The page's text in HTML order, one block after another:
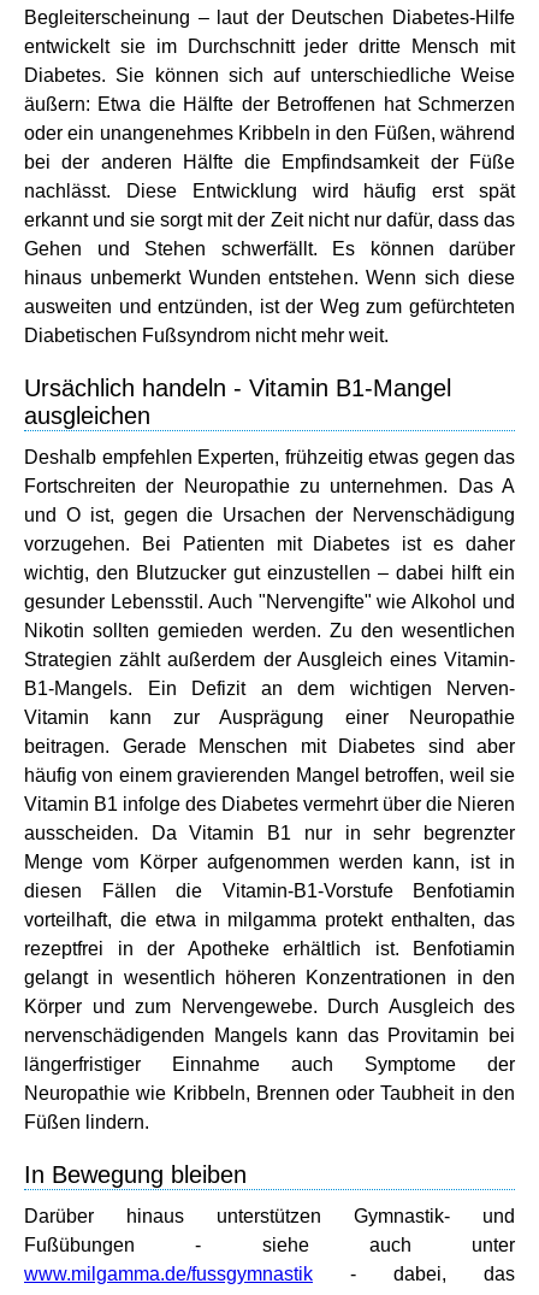
Begleiterscheinung – laut der Deutschen Diabetes-Hilfe
entwickelt sie im Durchschnitt jeder dritte Mensch mit
Diabetes. Sie können sich auf unterschiedliche Weise
äußern: Etwa die Hälfte der Betroffenen hat Schmerzen
oder ein unangenehmes Kribbeln in den Füßen, während
bei der anderen Hälfte die Empfindsamkeit der Füße
nachlässt. Diese Entwicklung wird häufig erst spät
erkannt und sie sorgt mit der Zeit nicht nur dafür, dass das
Gehen und Stehen schwerfällt. Es können darüber
hinaus unbemerkt Wunden entstehen. Wenn sich diese
ausweiten und entzünden, ist der Weg zum gefürchteten
Diabetischen Fußsyndrom nicht mehr weit.
Ursächlich handeln - Vitamin B1-Mangel
ausgleichen
Deshalb empfehlen Experten, frühzeitig etwas gegen das
Fortschreiten der Neuropathie zu unternehmen. Das A
und O ist, gegen die Ursachen der Nervenschädigung
vorzugehen. Bei Patienten mit Diabetes ist es daher
wichtig, den Blutzucker gut einzustellen – dabei hilft ein
gesunder Lebensstil. Auch "Nervengifte" wie Alkohol und
Nikotin sollten gemieden werden. Zu den wesentlichen
Strategien zählt außerdem der Ausgleich eines Vitamin-
B1-Mangels. Ein Defizit an dem wichtigen Nerven-
Vitamin kann zur Ausprägung einer Neuropathie
beitragen. Gerade Menschen mit Diabetes sind aber
häufig von einem gravierenden Mangel betroffen, weil sie
Vitamin B1 infolge des Diabetes vermehrt über die Nieren
ausscheiden. Da Vitamin B1 nur in sehr begrenzter
Menge vom Körper aufgenommen werden kann, ist in
diesen Fällen die Vitamin-B1-Vorstufe Benfotiamin
vorteilhaft, die etwa in milgamma protekt enthalten, das
rezeptfrei in der Apotheke erhältlich ist. Benfotiamin
gelangt in wesentlich höheren Konzentrationen in den
Körper und zum Nervengewebe. Durch Ausgleich des
nervenschädigenden Mangels kann das Provitamin bei
längerfristiger Einnahme auch Symptome der
Neuropathie wie Kribbeln, Brennen oder Taubheit in den
Füßen lindern.
In Bewegung bleiben
Darüber hinaus unterstützen Gymnastik- und
Fußübungen - siehe auch unter
www.milgamma.de/fussgymnastik - dabei, das